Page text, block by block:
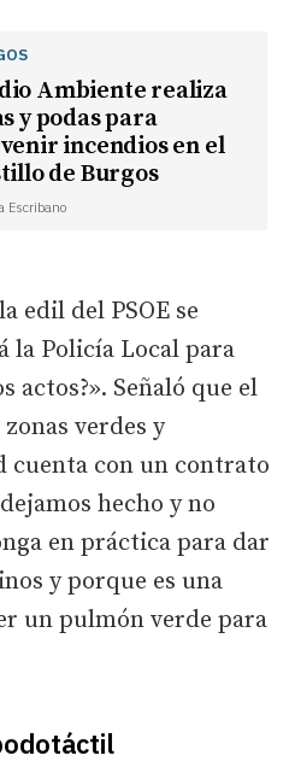
Ambiente realiza
y podas para
incendios en el
de Burgos
Escribano
edil del PSOE se
la Policía Local para
actos?». Señaló que el
verdes y
cuenta con un contrato
hecho y no
en práctica para dar
y porque es una
un pulmón verde para